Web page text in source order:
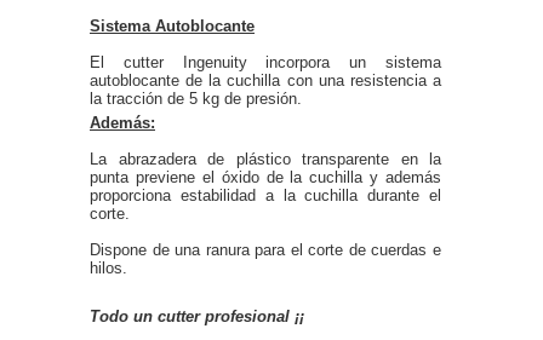
Sistema Autoblocante
El cutter Ingenuity incorpora un sistema
autoblocante de la cuchilla con una resistencia a
la tracción de 5 kg de presión.
Además:
La abrazadera de plástico transparente en la
punta previene el óxido de la cuchilla y además
proporciona estabilidad a la cuchilla durante el
corte.
Dispone de una ranura para el corte de cuerdas e
hilos.
Todo un cutter profesional ¡¡